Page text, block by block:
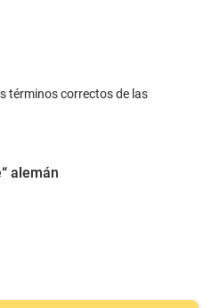
términos correctos de las
alemán